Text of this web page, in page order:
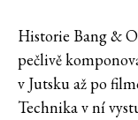
Historie Bang &
pečlivě
v Jutsku až po
Technika v ní